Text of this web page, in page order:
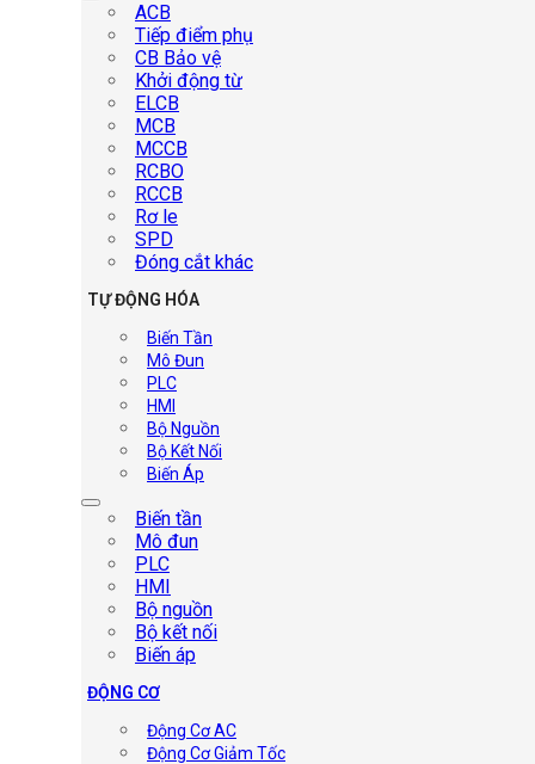
ACB
Tiếp điểm phụ
CB Bảo vệ
Khởi động từ
ELCB
MCB
MCCB
RCBO
RCCB
Rơ le
SPD
Đóng cắt khác
TỰ ĐỘNG HÓA
Biến Tần
Mô Đun
PLC
HMI
Bộ Nguồn
Bộ Kết Nối
Biến Áp
Biến tần
Mô đun
PLC
HMI
Bộ nguồn
Bộ kết nối
Biến áp
ĐỘNG CƠ
Động Cơ AC
Động Cơ Giảm Tốc